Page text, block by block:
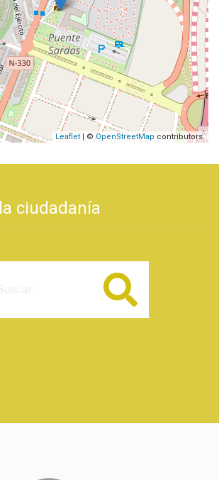
Leaflet | © OpenStreetMap contributors.
ciudadanía
Buscar